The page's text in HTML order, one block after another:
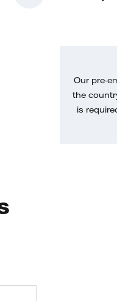
Our pre-
the
is